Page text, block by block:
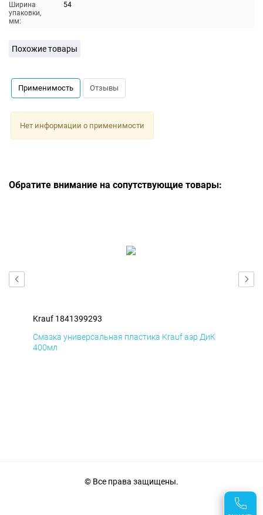
Ширина
упаковки,
мм:
54
Похожие товары
Применимость Отзывы
Нет информации о применимости
Обратите внимание на сопутствующие товары:
Krauf 1841399293
Смазка универсальная пластика Krauf аэр ДиК
400мл
© Все права защищены.